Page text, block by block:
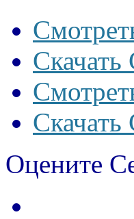
Скачать
Скачать
Оцените